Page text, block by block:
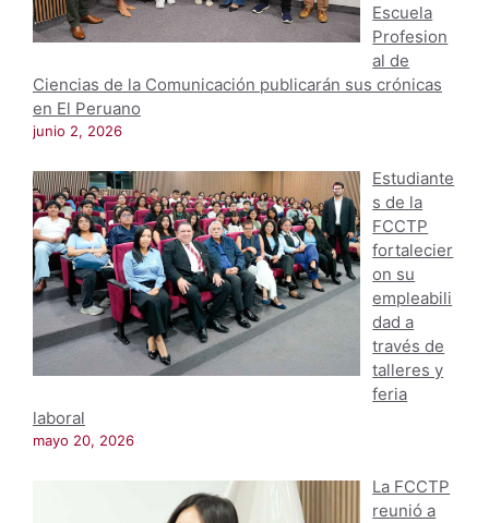
Escuela
Profesion
al de
Ciencias de la Comunicación publicarán sus crónicas
en El Peruano
junio 2, 2026
Estudiante
s de la
FCCTP
fortalecier
on su
empleabili
dad a
través de
talleres y
feria
laboral
mayo 20, 2026
La FCCTP
reunió a